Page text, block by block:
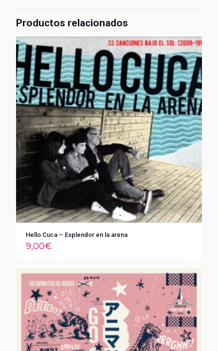
Productos relacionados
Hello Cuca – Esplendor en la arena
9,00€